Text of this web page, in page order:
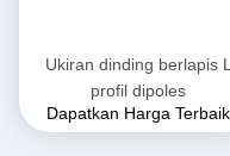
Ukiran dinding berlapis L
profil dipoles
Dapatkan Harga Terbaik